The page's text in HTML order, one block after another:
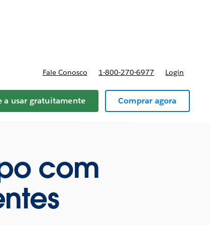
Fale Conosco 1-800-270-6977 Login
a usar gratuitamente Comprar agora
com